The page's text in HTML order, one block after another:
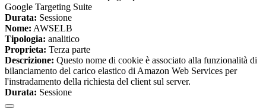
Google Targeting Suite
Durata: Sessione
Nome: AWSELB
Tipologia: analitico
Proprieta: Terza parte
Descrizione: Questo nome di cookie è associato alla funzionalità di
bilanciamento del carico elastico di Amazon Web Services per
l'instradamento della richiesta del client sul server.
Durata: Sessione